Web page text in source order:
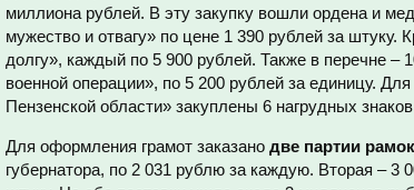
миллиона рублей. В эту закупку вошли ордена и
мужество и отвагу» по цене 1 390 рублей за штуку.
долгу», каждый по 5 900 рублей. Также в перечне –
военной операции», по 5 200 рублей за единицу.
Пензенской области» закуплены 6 нагрудных
Для оформления грамот заказано две партии рамок
губернатора, по 2 031 рублю за каждую. Вторая – 3